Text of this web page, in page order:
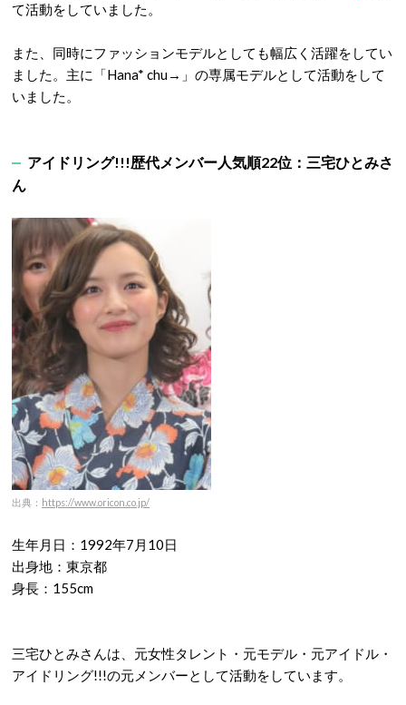
て活動をしていました。
また、同時にファッションモデルとしても幅広く活躍をしてい
ました。主に「Hana* chu→」の専属モデルとして活動をして
いました。
アイドリング!!!歴代メンバー人気順22位：三宅ひとみさ
ん
出典： https://www.oricon.co.jp/
生年月日：1992年7月10日
出身地：東京都
身長：155cm
三宅ひとみさんは、元女性タレント・元モデル・元アイドル・
アイドリング!!!の元メンバーとして活動をしています。